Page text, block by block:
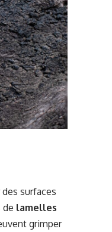
surfaces
de lamelles
grimper